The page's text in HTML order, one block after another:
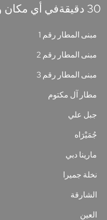
30 دقيقةفي أي مكان وفي أي وقت في دبي!
مبنى المطار رقم 1
مبنى المطار رقم 2
مبنى المطار رقم 3
مطار آل مكتوم
جبل علي
جُمَيْرَاه
مارينا دبي
نخلة جميرا
الشارقة
العين